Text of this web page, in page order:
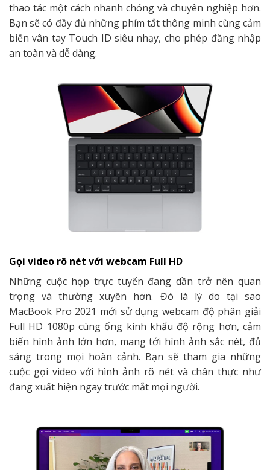
thao tác một cách nhanh chóng và chuyên nghiệp hơn.
Bạn sẽ có đầy đủ những phím tắt thông minh cùng cảm
biến vân tay Touch ID siêu nhạy, cho phép đăng nhập
an toàn và dễ dàng.
Gọi video rõ nét với webcam Full HD
Những cuộc họp trực tuyến đang dần trở nên quan
trọng và thường xuyên hơn. Đó là lý do tại sao
MacBook Pro 2021 mới sử dụng webcam độ phân giải
Full HD 1080p cùng ống kính khẩu độ rộng hơn, cảm
biến hình ảnh lớn hơn, mang tới hình ảnh sắc nét, đủ
sáng trong mọi hoàn cảnh. Bạn sẽ tham gia những
cuộc gọi video với hình ảnh rõ nét và chân thực như
đang xuất hiện ngay trước mắt mọi người.